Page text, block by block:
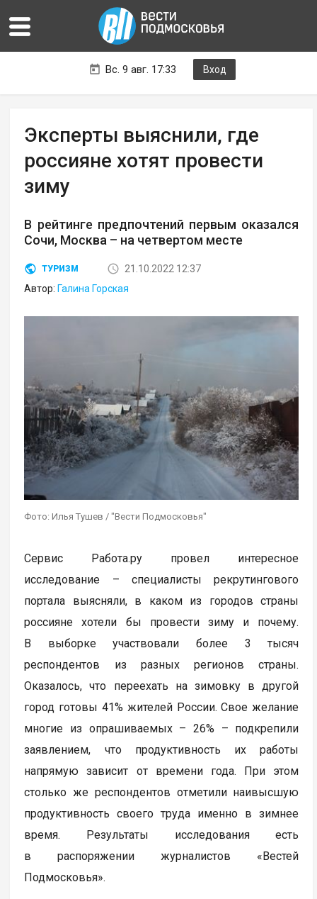
Вс. 9 авг. 17:33 Вход
Эксперты выяснили, где
россияне хотят провести
зиму
В рейтинге предпочтений первым оказался
Сочи, Москва – на четвертом месте
ТУРИЗМ
21.10.2022 12:37
Автор: Галина Горская
Фото: Илья Тушев / "Вести Подмосковья"
Сервис Работа.ру провел интересное
исследование – специалисты рекрутингового
портала выясняли, в каком из городов страны
россияне хотели бы провести зиму и почему.
В выборке участвовали более 3 тысяч
респондентов из разных регионов страны.
Оказалось, что переехать на зимовку в другой
город готовы 41% жителей России. Свое желание
многие из опрашиваемых – 26% – подкрепили
заявлением, что продуктивность их работы
напрямую зависит от времени года. При этом
столько же респондентов отметили наивысшую
продуктивность своего труда именно в зимнее
время. Результаты исследования есть
в распоряжении журналистов «Вестей
Подмосковья».